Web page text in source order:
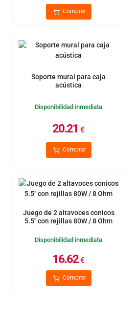
Comprar
Soporte mural para caja
acústica
Disponibilidad inmediata
20.21 €
Comprar
Juego de 2 altavoces conicos
5.5" con rejillas 80W / 8 Ohm
Disponibilidad inmediata
16.62€
Comprar